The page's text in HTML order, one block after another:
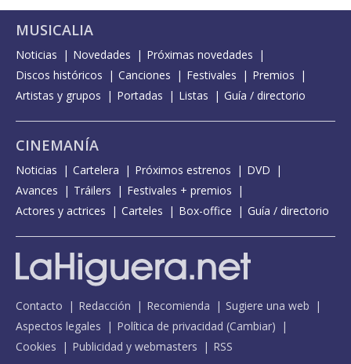
MUSICALIA
Noticias Novedades
Próximas novedades
Discos históricos
Canciones Festivales
Premios
Artistas y grupos
Portadas Listas Guía / directorio
CINEMANÍA
Noticias Cartelera Próximos estrenos
DVD
Avances
Tráilers
Festivales + premios
Actores y actrices
Carteles Box-office Guía / directorio
Contacto Redacción Recomienda
Sugiere una web
Aspectos legales
Política de privacidad (Cambiar)
Cookies
Publicidad y webmasters RSS